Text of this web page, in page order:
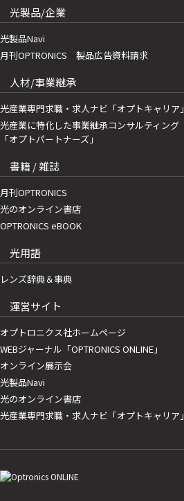
光製品/企業
光製品Navi
月刊OPTRONICS 製品広告資料請求
人材/事業継承
光産業専門求職・求人ナビ「オプトキャリア」
光産業に特化した事業継承コンサルティング
「オプトパートナーズ」
書籍 / 雑誌
月刊OPTRONICS
光のオンライン書店
OPTRONICS eBOOK
光用語
レンズ辞典＆事典
運営サイト
オプトロニクス社ホームページ
WEBジャーナル「OPTRONICS ONLINE」
オンライン展示会
光製品Navi
光のオンライン書店
光産業専門求職・求人ナビ「オプトキャリア」